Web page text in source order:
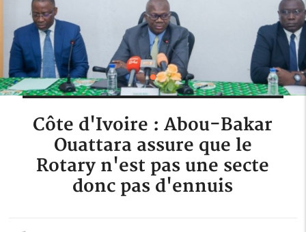
Côte d'Ivoire : Abou-Bakar
Ouattara assure que le
Rotary n'est pas une secte
donc pas d'ennuis